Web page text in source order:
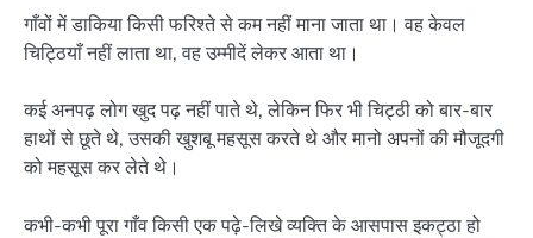
गाँवों में डाकिया किसी फरिश्ते से कम नहीं माना जाता था। वह केवल
चिट्ठियाँ नहीं लाता था, वह उम्मीदें लेकर आता था।
कई अनपढ़ लोग खुद पढ़ नहीं पाते थे, लेकिन फिर भी चिट्ठी को बार-बार
हाथों से छूते थे, उसकी खुशबू महसूस करते थे और मानो अपनों की मौजूदगी
को महसूस कर लेते थे।
कभी-कभी पूरा गाँव किसी एक पढ़े-लिखे व्यक्ति के आसपास इकट्ठा हो